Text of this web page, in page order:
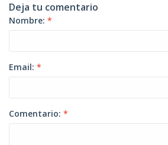
Deja tu comentario
Nombre: *
Email: *
Comentario: *